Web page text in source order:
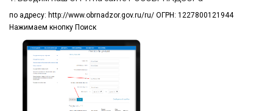
по адресу: http://www.obrnadzor.gov.ru/ru/ ОГРН: 1227800121944
Нажимаем кнопку Поиск